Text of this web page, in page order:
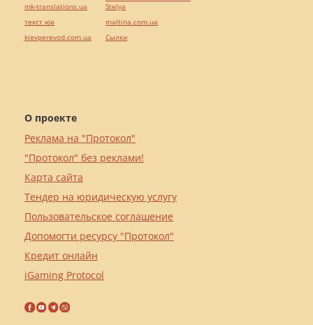
О проекте
Реклама на "Протокол"
"Протокол" без реклами!
Карта сайта
Тендер на юридическую услугу
Пользовательское соглашение
Допомогти ресурсу "Протокол"
Кредит онлайн
iGaming Protocol
mk-translations.ua
текст юа
kievperevod.com.ua
Stelya
maltina.com.ua
Cылки